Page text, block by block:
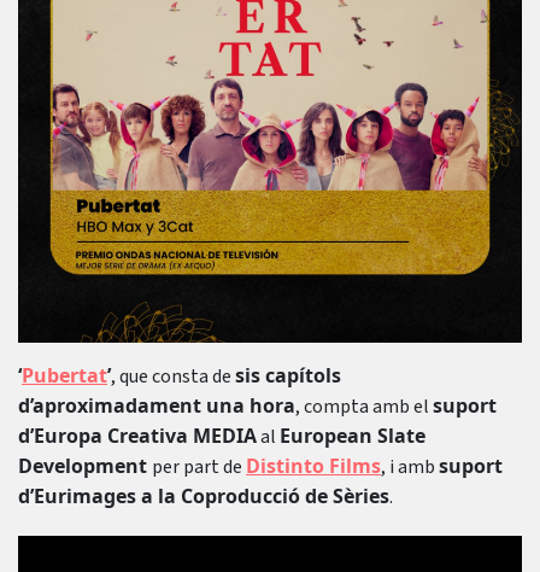
‘Pubertat’, que consta desis capítols
d’aproximadament una hora, compta amb elsuport
d’Europa Creativa MEDIAal European Slate
Development per part de Distinto Films, i ambsuport
d’Eurimages a la Coproducció de Sèries.